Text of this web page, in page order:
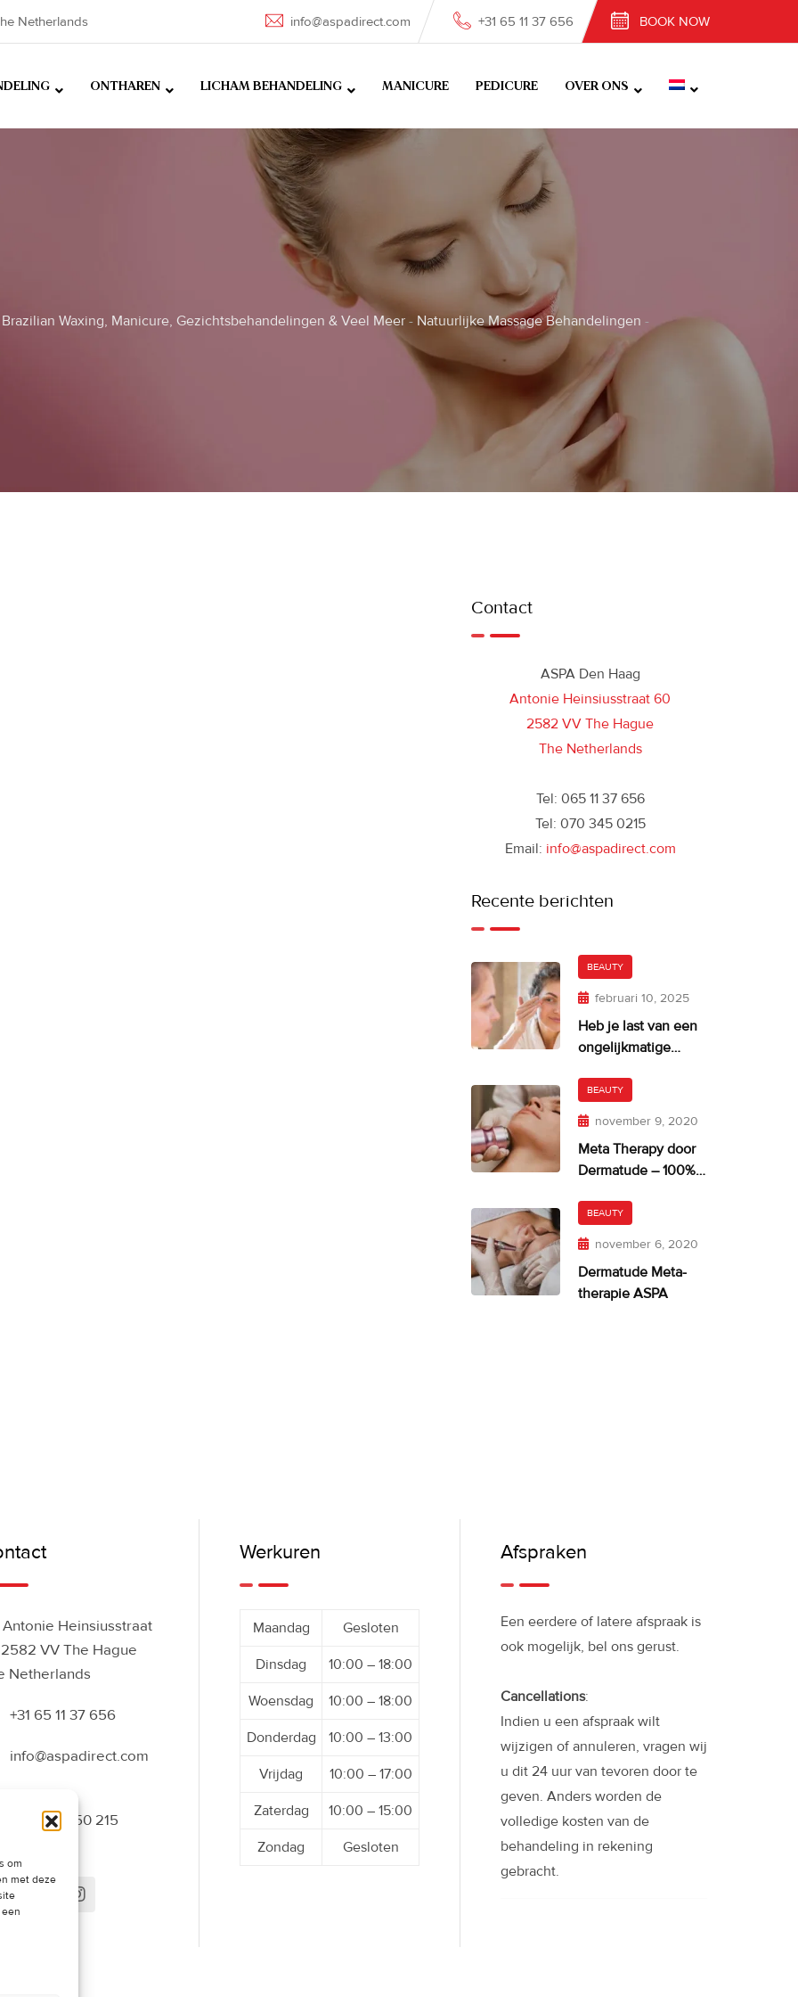
om
met deze
Netherlands info@aspadirect.com +31 65 11 37 656 BOOK NOW
ONTHAREN LICHAM BEHANDELING MANICURE PEDICURE OVER ONS
Waxing, Manicure, Gezichtsbehandelingen & Veel Meer - Natuurlijke Massage Behandelingen -
Contact
ASPA Den Haag
Antonie Heinsiusstraat 60
2582 VV The Hague
The Netherlands
Tel: 065 11 37 656
Tel: 070 345 0215
Email: info@aspadirect.com
Recente berichten
BEAUTY
februari 10, 2025
Heb je last van een
ongelijkmatige
BEAUTY
november 9, 2020
Meta Therapy door
Dermatude – 100%
BEAUTY
november 6, 2020
Dermatude Meta-
therapie ASPA
Antonie Heinsiusstraat
VV The Hague
Netherlands
+31 65 11 37 656
info@aspadirect.com
+31 70 34 50 215
Werkuren
Maandag Gesloten
Dinsdag 10:00 – 18:00
Woensdag 10:00 – 18:00
Donderdag 10:00 – 13:00
Vrijdag 10:00 – 17:00
Zaterdag 10:00 – 15:00
Zondag Gesloten
Afspraken
Een eerdere of latere afspraak is
ook mogelijk, bel ons gerust.
Cancellations:
Indien u een afspraak wilt
wijzigen of annuleren, vragen wij
u dit 24 uur van tevoren door te
geven. Anders worden de
volledige kosten van de
behandeling in rekening
gebracht.